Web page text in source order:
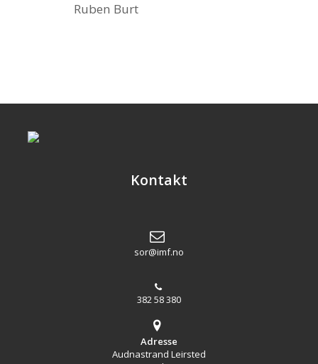
Ruben Burt
Kontakt
sor@imf.no
382 58 380
Adresse
Audnastrand Leirsted